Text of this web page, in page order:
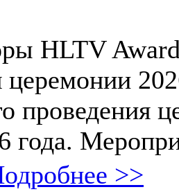
HLTV
церемонии
проведения
года.
>>